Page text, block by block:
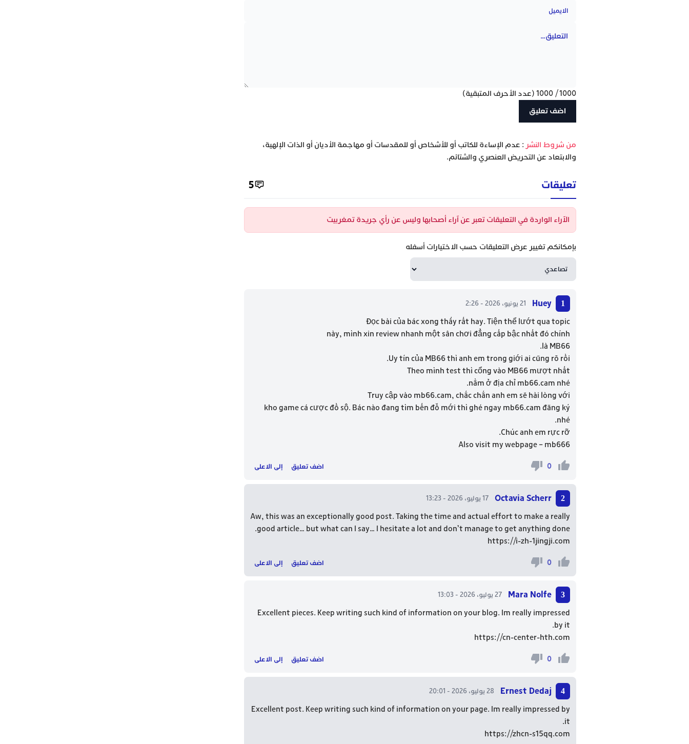
1000
/
1000 (عدد الأحرف المتبقية)
‫من شروط النشر : عدم الإساءة للكاتب أو للأشخاص أو للمقدسات أو مهاجمة الأديان أو الذات الإلهية،
والابتعاد عن التحريض العنصري والشتائم.
تعليقات 5
الآراء الواردة في التعليقات تعبر عن آراء أصحابها وليس عن رأي جريدة تمغربيت
بإمكانكم تغيير عرض التعليقات حسب الاختيارات أسفله
Huey 21 يونيو، 2026 - 2:26
Đọc bài của bác xong thấy rất hay. Tiện thể lướt qua topic
này, mình xin review nhanh một sân chơi đẳng cấp bậc nhất đó chính
là MB66.
Uy tín của MB66 thì anh em trong giới ai cũng rõ rồi.
Theo mình test thì cổng vào MB66 mượt nhất
nằm ở địa chỉ mb66.cam nhé.
Truy cập vào mb66.cam, chắc chắn anh em sẽ hài lòng với
kho game cá cược đồ sộ. Bác nào đang tìm bến đỗ mới thì ghé ngay mb66.cam đăng ký
nhé.
Chúc anh em rực rỡ.
Also visit my webpage – mb666
0 اضف تعليق إلى الاعلى
Octavia Scherr 17 يوليو، 2026 - 13:23
Aw, this was an exceptionally good post. Taking the time and actual effort to make a really
good article… but what can I say… I hesitate a lot and don’t manage to get anything done.
https://i-zh-1jingji.com
0 اضف تعليق إلى الاعلى
Mara Nolfe 27 يوليو، 2026 - 13:03
Excellent pieces. Keep writing such kind of information on your blog. Im really impressed
by it.
https://cn-center-hth.com
0 اضف تعليق إلى الاعلى
Ernest Dedaj 28 يوليو، 2026 - 20:01
Excellent post. Keep writing such kind of information on your page. Im really impressed by
it.
https://zhcn-s15qq.com